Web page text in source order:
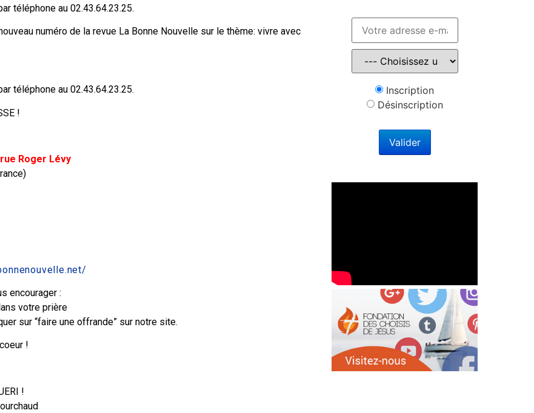
téléphone au 02.43.64.23.25.
numéro de la revue La Bonne Nouvelle sur le thème: vivre avec
téléphone au 02.43.64.23.25.
!
Roger Lévy
encourager :
votre prière
sur “faire une offrande” sur notre site.
!
!
Inscription
Désinscription